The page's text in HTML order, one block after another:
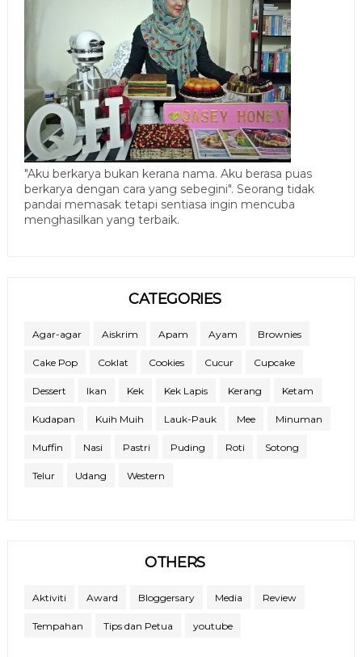
"Aku berkarya bukan kerana nama. Aku berasa puas
berkarya dengan cara yang sebegini". Seorang tidak
pandai memasak tetapi sentiasa ingin mencuba
menghasilkan yang terbaik.
CATEGORIES
Agar-agar Aiskrim Apam Ayam Brownies
Cake Pop Coklat Cookies Cucur Cupcake
Dessert Ikan Kek Kek Lapis Kerang Ketam
Kudapan Kuih Muih Lauk-Pauk Mee Minuman
Muffin Nasi Pastri Puding Roti Sotong
Telur Udang Western
OTHERS
Aktiviti Award Bloggersary Media Review
Tempahan Tips dan Petua youtube